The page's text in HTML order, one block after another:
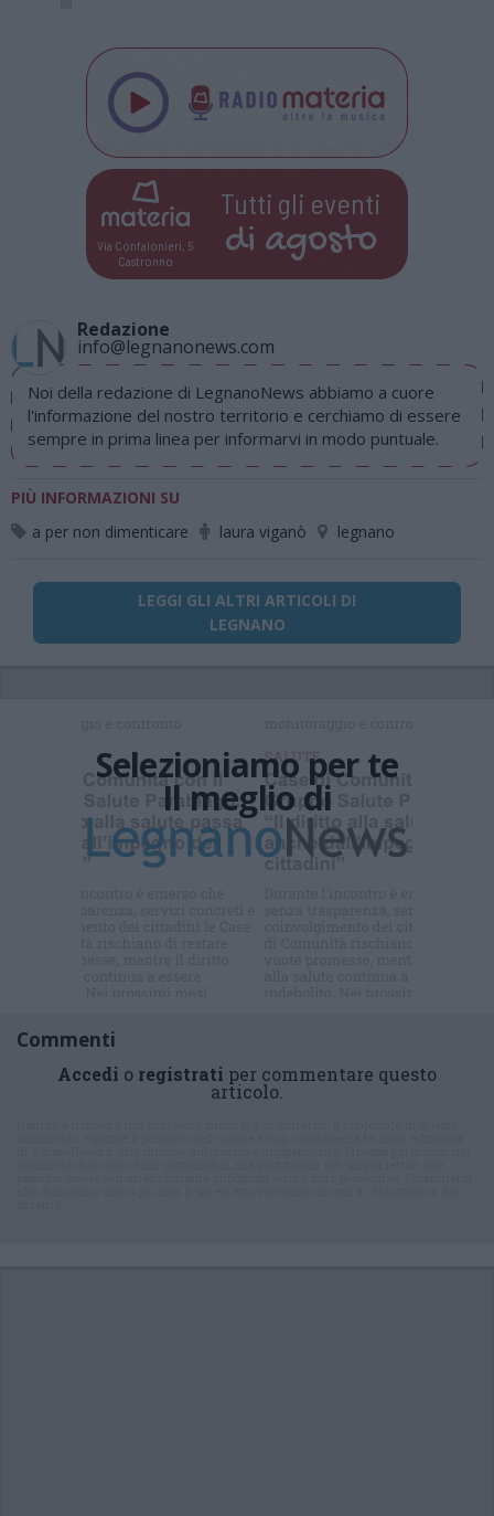
Via Confalonieri, 5
Castronno
Tutti gli eventi
di agosto
Redazione
info@legnanonews.com
Noi della redazione di LegnanoNews abbiamo a cuore
l'informazione del nostro territorio e cerchiamo di essere
sempre in prima linea per informarvi in modo puntuale.
PIÙ INFORMAZIONI SU
a per non dimenticare
laura viganò legnano
LEGGI GLI ALTRI ARTICOLI DI
LEGNANO
Selezioniamo per te
Il meglio di
Commenti
Accedi o registrati per commentare questo
articolo.